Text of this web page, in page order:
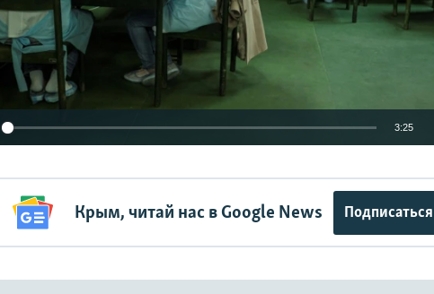
EMBED
Auto 240p 360p 480p
3:25
Крым, читай нас в Google News Подписаться